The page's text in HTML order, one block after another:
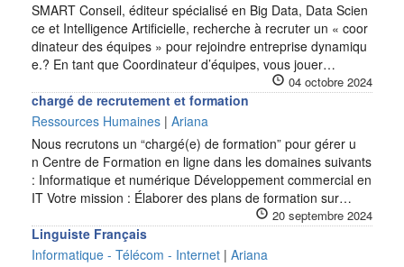
SMART Conseil, éditeur spécialisé en Big Data, Data Scien
ce et Intelligence Artificielle, recherche à recruter un « coor
dinateur des équipes » pour rejoindre entreprise dynamiqu
e.? En tant que Coordinateur d’équipes, vous jouer…
04 octobre 2024
chargé de recrutement et formation
Ressources Humaines | Ariana
Nous recrutons un “chargé(e) de formation” pour gérer u
n Centre de Formation en ligne dans les domaines suivants
: Informatique et numérique Développement commercial en
IT Votre mission : Élaborer des plans de formation sur…
20 septembre 2024
Linguiste Français
Informatique - Télécom - Internet | Ariana